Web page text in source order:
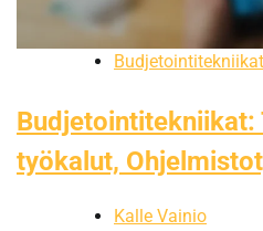
Budjetointitekniikat
Budjetointitekniikat:
työkalut,
Kalle Vainio